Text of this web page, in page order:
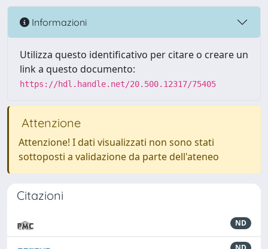
Informazioni
Utilizza questo identificativo per citare o creare un
link a questo documento:
https://hdl.handle.net/20.500.12317/75405
Attenzione
Attenzione! I dati visualizzati non sono stati
sottoposti a validazione da parte dell'ateneo
Citazioni
ND